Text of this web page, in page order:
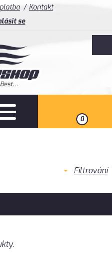
Kontakt
se
0
Filtrování